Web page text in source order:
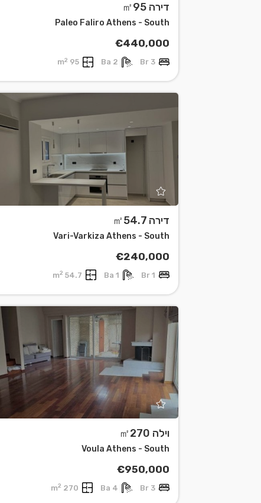
דירה ㎡95
Paleo Faliro Athens - South
€440,000
3 Br
2 Ba
95 m
2
דירה ㎡54.7
Vari-Varkiza Athens - South
€240,000
1 Br
1 Ba
54.7 m
2
וילה ㎡270
Voula Athens - South
€950,000
3 Br
4 Ba
270 m
2